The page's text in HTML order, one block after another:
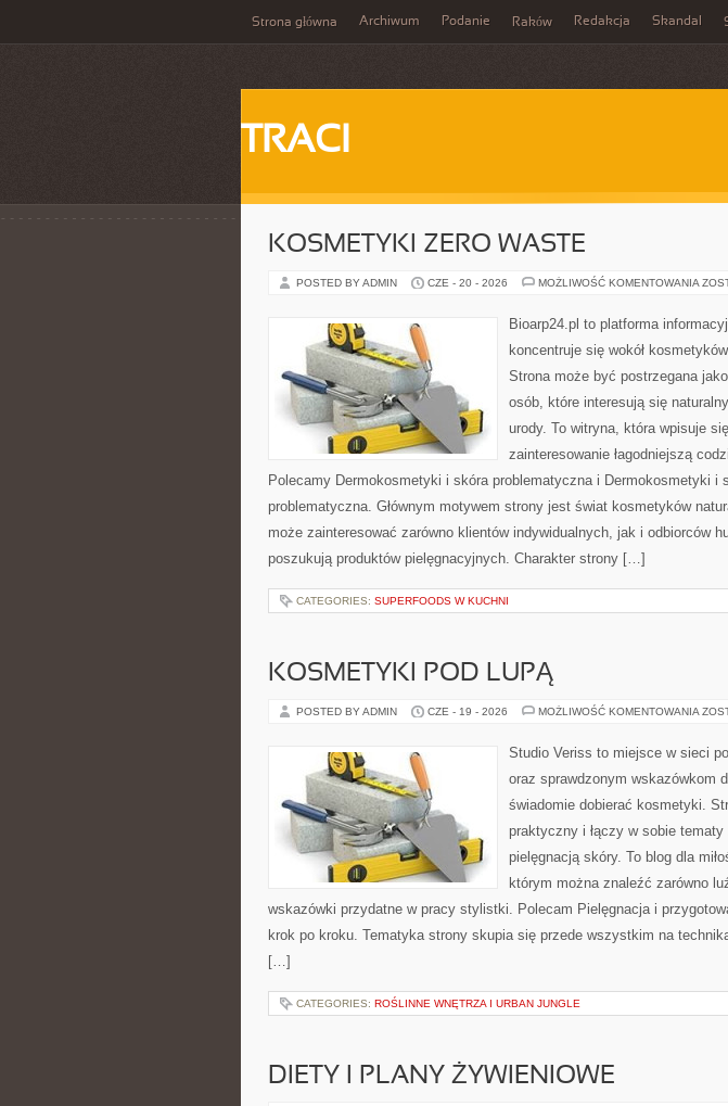
Strona główna Archiwum Podanie Raków Redakcja Skandal
TRACI
KOSMETYKI ZERO WASTE
POSTED BY ADMIN CZE - 20 - 2026 MOŻLIWOŚĆ KOMENTOWANIA
Bioarp24.pl to platforma
koncentruje się wokół
Strona może być postrzegana
osób, które interesują się
urody. To witryna, która wpisuje
zainteresowanie łagodniejszą
Polecamy Dermokosmetyki i skóra problematyczna i Dermokosmetyki i
problematyczna. Głównym motywem strony jest świat kosmetyków
może zainteresować zarówno klientów indywidualnych, jak i odbiorców
poszukują produktów pielęgnacyjnych. Charakter strony […]
CATEGORIES: SUPERFOODS W KUCHNI
KOSMETYKI POD LUPĄ
POSTED BY ADMIN CZE - 19 - 2026 MOŻLIWOŚĆ KOMENTOWANIA
Studio Veriss to miejsce w sieci
oraz sprawdzonym wskazówkom
świadomie dobierać kosmetyki.
praktyczny i łączy w sobie tematy
pielęgnacją skóry. To blog dla
którym można znaleźć zarówno
wskazówki przydatne w pracy stylistki. Polecam Pielęgnacja i
krok po kroku. Tematyka strony skupia się przede wszystkim na
[…]
CATEGORIES: ROŚLINNE WNĘTRZA I URBAN JUNGLE
DIETY I PLANY ŻYWIENIOWE